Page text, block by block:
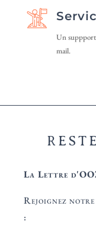
Un suppport
mail.
La Lettre
Rejoignez
: